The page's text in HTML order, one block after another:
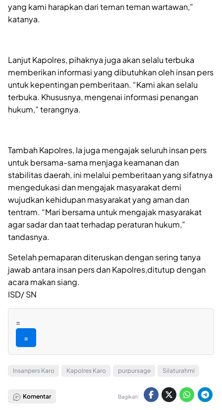
yang kami harapkan dari teman teman wartawan,”
katanya.
Lanjut Kapolres, pihaknya juga akan selalu terbuka
memberikan informasi yang dibutuhkan oleh insan pers
untuk kepentingan pemberitaan. “Kami akan selalu
terbuka. Khususnya, mengenai informasi penangan
hukum,” terangnya.
Tambah Kapolres, Ia juga mengajak seluruh insan pers
untuk bersama-sama menjaga keamanan dan
stabilitas daerah, ini melalui pemberitaan yang sifatnya
mengedukasi dan mengajak masyarakat demi
wujudkan kehidupan masyarakat yang aman dan
tentram. “Mari bersama untuk mengajak masyarakat
agar sadar dan taat terhadap peraturan hukum,”
tandasnya.
Setelah pemaparan diteruskan dengan sering tanya
jawab antara insan pers dan Kapolres,ditutup dengan
acara makan siang.
ISD/ SN
=
=
Insanpers Karo Kapolres Karo purpursage Silaturahmi
Komentar Bagikan: